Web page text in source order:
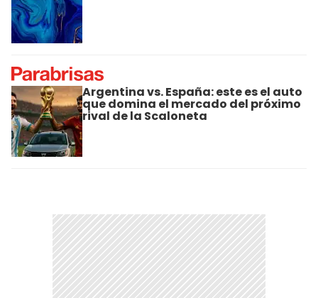
Argentina vs. España: este es el auto
que domina el mercado del próximo
rival de la Scaloneta